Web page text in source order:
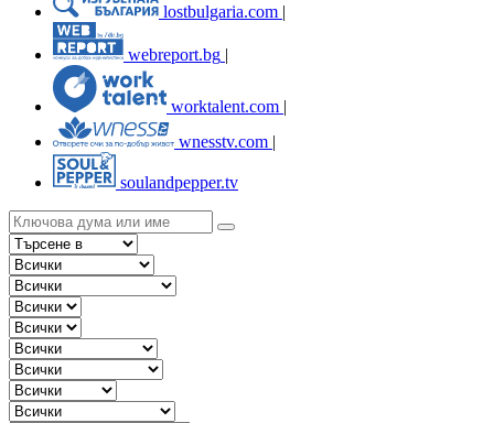
lostbulgaria.com |
webreport.bg
worktalent.com |
wnesstv.com |
soulandpepper.tv